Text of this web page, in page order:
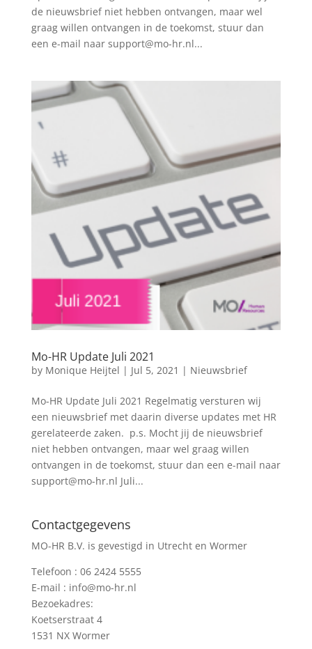
de nieuwsbrief niet hebben ontvangen, maar wel
graag willen ontvangen in de toekomst, stuur dan
een e-mail naar support@mo-hr.nl...
Mo-HR Update Juli 2021
by Monique Heijtel | Jul 5, 2021 | Nieuwsbrief
Mo-HR Update Juli 2021 Regelmatig versturen wij
een nieuwsbrief met daarin diverse updates met HR
gerelateerde zaken. p.s. Mocht jij de nieuwsbrief
niet hebben ontvangen, maar wel graag willen
ontvangen in de toekomst, stuur dan een e-mail naar
support@mo-hr.nl Juli...
Contactgegevens
MO-HR B.V. is gevestigd in Utrecht en Wormer
Telefoon : 06 2424 5555
E-mail : info@mo-hr.nl
Bezoekadres:
Koetserstraat 4
1531 NX Wormer